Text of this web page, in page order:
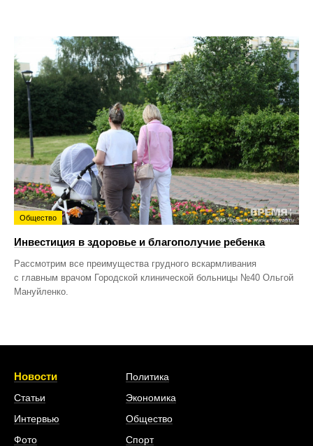
Общество
Инвестиция в здоровье и благополучие ребенка
Рассмотрим все преимущества грудного вскармливания
с главным врачом Городской клинической больницы №40 Ольгой
Мануйленко.
Новости
Статьи
Интервью
Фото
Политика
Экономика
Общество
Спорт